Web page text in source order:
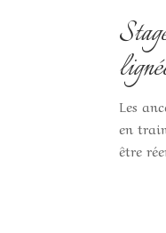
Les
en
être